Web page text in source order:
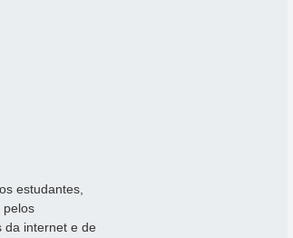
estudantes,
pelos
da internet e de